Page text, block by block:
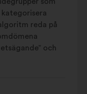
reda på
och